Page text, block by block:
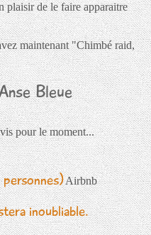
plaisir de le faire apparaitre
maintenant "Chimbé raid,
Bleue
pour le moment...
Airbnb
inoubliable.